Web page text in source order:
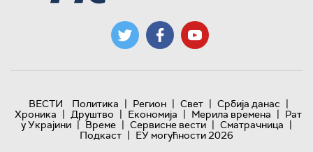
ВЕСТИ Политика | Регион | Свет | Србија данас |
Хроника | Друштво | Економија | Мерила времена | Рат
у Украјини | Време | Сервисне вести | Сматрачница |
Подкаст | ЕУ могућности 2026